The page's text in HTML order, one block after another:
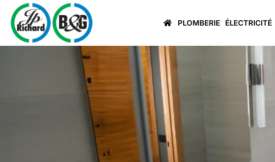
PLOMBERIE ÉLECTRICITÉ